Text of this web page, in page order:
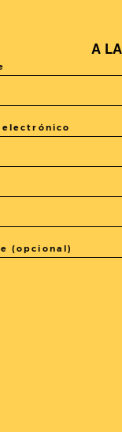
(5):
A LA
electrónico
(opcional)